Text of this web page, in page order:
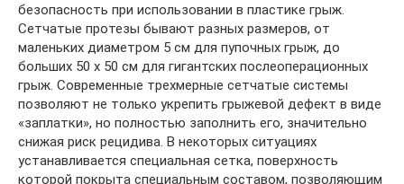
безопасность при использовании в пластике грыж.
Сетчатые протезы бывают разных размеров, от
маленьких диаметром 5 см для пупочных грыж, до
больших 50 х 50 см для гигантских послеоперационных
грыж. Современные трехмерные сетчатые системы
позволяют не только укрепить грыжевой дефект в виде
«заплатки», но полностью заполнить его, значительно
снижая риск рецидива. В некоторых ситуациях
устанавливается специальная сетка, поверхность
которой покрыта специальным составом, позволяющим